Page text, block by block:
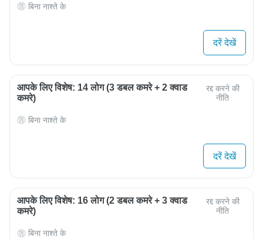
बिना नाश्ते के
दरें देखें
आपके लिए विशेष: 14 लोग (3 डबल कमरे + 2 क्वाड
कमरे)
रद्द करने की
नीति
बिना नाश्ते के
दरें देखें
आपके लिए विशेष: 16 लोग (2 डबल कमरे + 3 क्वाड
कमरे)
रद्द करने की
नीति
बिना नाश्ते के